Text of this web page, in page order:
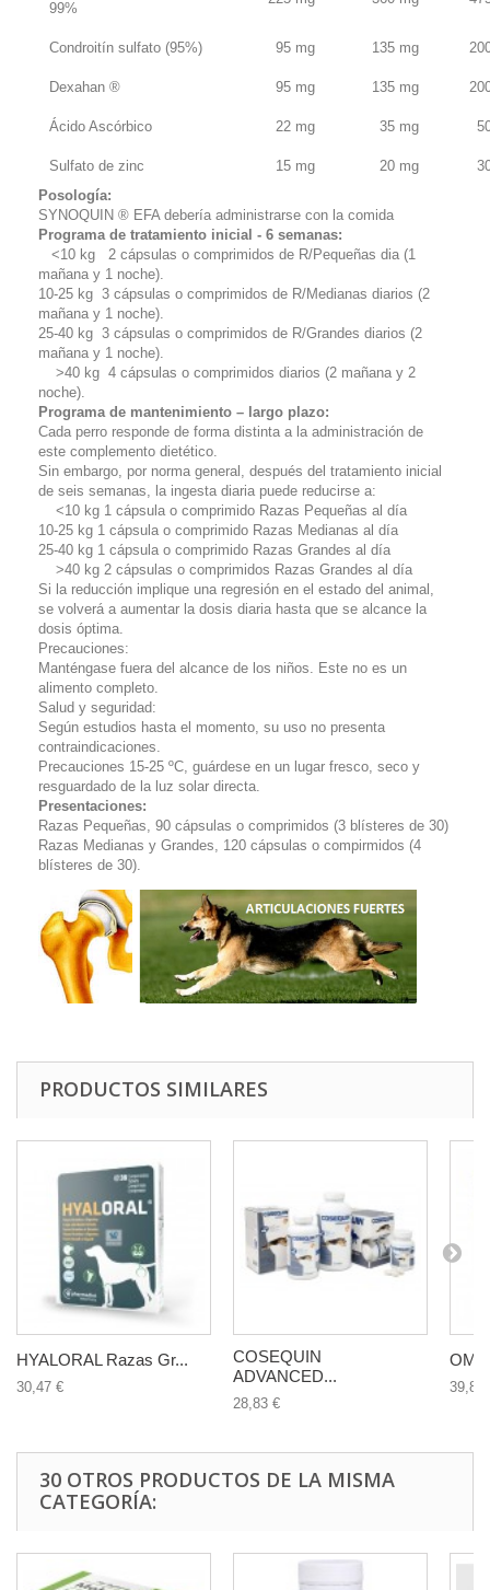
99%
Condroitín sulfato (95%) 95 mg 135 mg
Dexahan ® 95 mg 135 mg
Ácido Ascórbico 22 mg 35 mg
Sulfato de zinc 15 mg 20 mg
Posología:
SYNOQUIN ® EFA debería administrarse con la comida
Programa de tratamiento inicial - 6 semanas:
<10 kg 2 cápsulas o comprimidos de R/Pequeñas dia (1
mañana y 1 noche).
10-25 kg 3 cápsulas o comprimidos de R/Medianas diarios (2
mañana y 1 noche).
25-40 kg 3 cápsulas o comprimidos de R/Grandes diarios (2
mañana y 1 noche).
>40 kg 4 cápsulas o comprimidos diarios (2 mañana y 2
noche).
Programa de mantenimiento – largo plazo:
Cada perro responde de forma distinta a la administración de
este complemento dietético.
Sin embargo, por norma general, después del tratamiento inicial
de seis semanas, la ingesta diaria puede reducirse a:
<10 kg 1 cápsula o comprimido Razas Pequeñas al día
10-25 kg 1 cápsula o comprimido Razas Medianas al día
25-40 kg 1 cápsula o comprimido Razas Grandes al día
>40 kg 2 cápsulas o comprimidos Razas Grandes al día
Si la reducción implique una regresión en el estado del animal,
se volverá a aumentar la dosis diaria hasta que se alcance la
dosis óptima.
Precauciones:
Manténgase fuera del alcance de los niños. Este no es un
alimento completo.
Salud y seguridad:
Según estudios hasta el momento, su uso no presenta
contraindicaciones.
Precauciones 15-25 ºC, guárdese en un lugar fresco, seco y
resguardado de la luz solar directa.
Presentaciones:
Razas Pequeñas, 90 cápsulas o comprimidos (3 blísteres de 30)
Razas Medianas y Grandes, 120 cápsulas o compirmidos (4
blísteres de 30).
PRODUCTOS SIMILARES
HYALORAL Razas Gr...
30,47 €
COSEQUIN
ADVANCED...
28,83 €
39,83
30 OTROS PRODUCTOS DE LA MISMA
CATEGORÍA: